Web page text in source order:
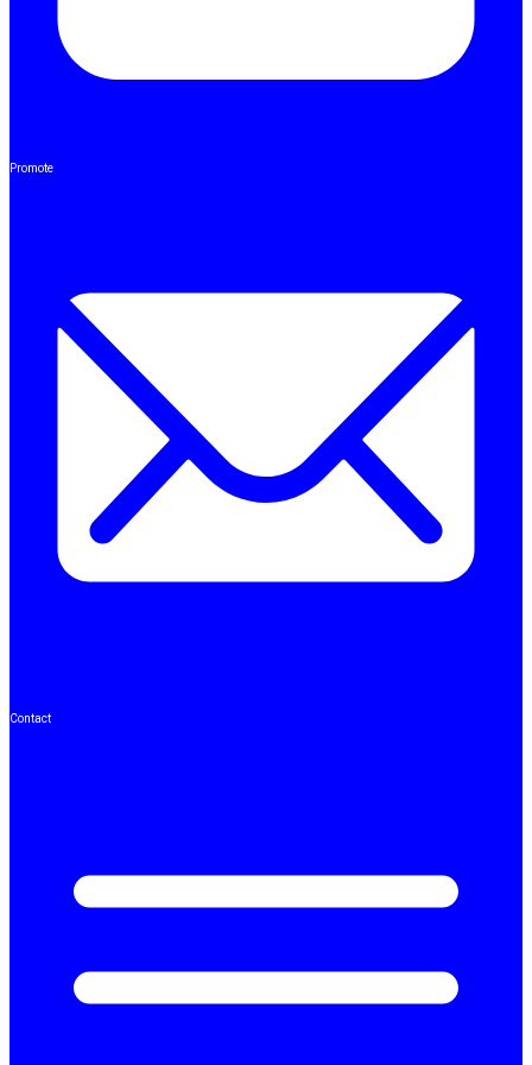
Promote
Contact